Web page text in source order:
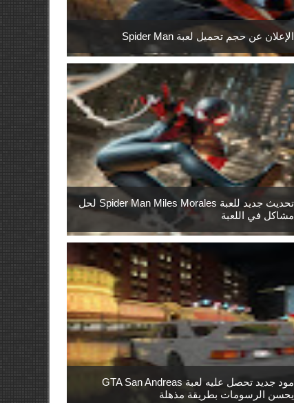
الإعلان عن حجم تحميل لعبة Spider Man
تحديث جديد للعبة Spider Man Miles Morales لحل
مشاكل في اللعبة
مود جديد تحصل عليه لعبة GTA San Andreas
يحسن الرسومات بطريقة مذهلة